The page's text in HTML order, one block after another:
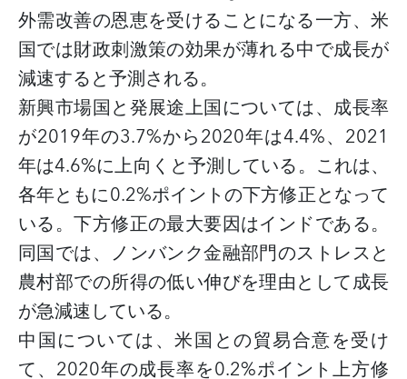
外需改善の恩恵を受けることになる一方、米
国では財政刺激策の効果が薄れる中で成長が
減速すると予測される。
新興市場国と発展途上国については、成長率
が2019年の3.7%から2020年は4.4%、2021
年は4.6%に上向くと予測している。これは、
各年ともに0.2%ポイントの下方修正となって
いる。下方修正の最大要因はインドである。
同国では、ノンバンク金融部門のストレスと
農村部での所得の低い伸びを理由として成長
が急減速している。
中国については、米国との貿易合意を受け
て、 2020年の成長率を0.2%ポイント上方修